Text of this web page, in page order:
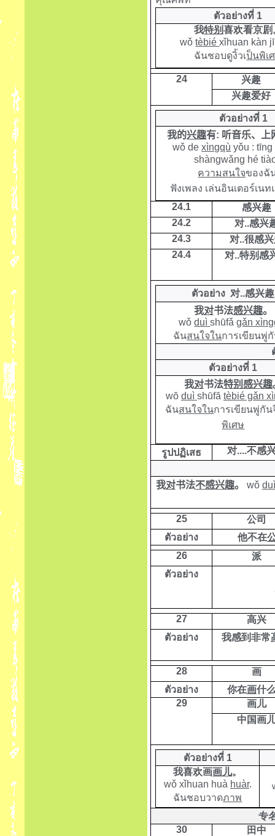
ตัวอย่างที่ 1
我特别喜欢看京剧
wǒtèbiéxǐhuan kàn
ฉันชอบดูงิ้วเป็นพิเ
24
兴趣
兴趣爱好
ตัวอย่างที่ 1
我的兴趣有: 听音乐、上
wǒ dexìngqù yǒu :
shàngwǎng hé
ความสนใจของฉั
ฟังเพลง เล่นอินเตอร์เนท
24.1
感兴趣
24.2
对..感兴
24.3
对..很感
24.4
对..特别感
ตัวอย่าง 对..感兴趣
我对书法感兴趣。
wǒduìshūfǎgǎn
ฉันสนใจในการเขียนพู่
ตัวอย่างที่ 1
我对书法特别感兴趣
wŏ duì shūfă tèbié gǎn
ฉันสนใจในการเขียนพู่กั
พิเศษ
รูปปฏิเสธ 对....不感
我对书法不感兴趣。 wǒ
25
公司
ตัวอย่าง
他不在
26
派
ตัวอย่าง
27
高兴
ตัวอย่าง
我感到非常
28
画
ตัวอย่าง
你在画什
29
画儿
中国画
ตัวอย่างที่ 1
我喜欢画画儿。
wǒ xǐhuan huà huàr.
ฉันชอบวาดภาพ
专
30
田中